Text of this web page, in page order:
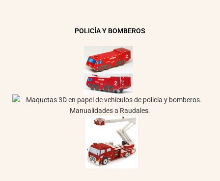
POLICÍA Y BOMBEROS